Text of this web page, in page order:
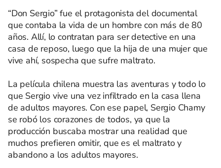
“Don Sergio” fue el protagonista del documental
que contaba la vida de un hombre con más de 80
años. Allí, lo contratan para ser detective en una
casa de reposo, luego que la hija de una mujer que
vive ahí, sospecha que sufre maltrato.
La película chilena muestra las aventuras y todo lo
que Sergio vive una vez infiltrado en la casa llena
de adultos mayores. Con ese papel, Sergio Chamy
se robó los corazones de todos, ya que la
producción buscaba mostrar una realidad que
muchos prefieren omitir, que es el maltrato y
abandono a los adultos mayores.